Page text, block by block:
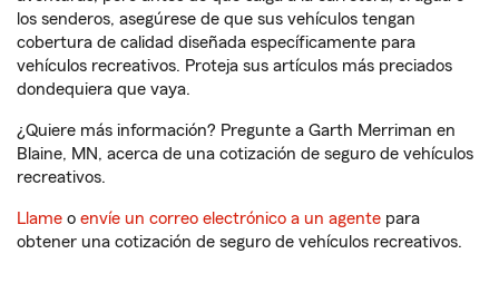
los senderos, asegúrese de que sus vehículos tengan
cobertura de calidad diseñada específicamente para
vehículos recreativos. Proteja sus artículos más preciados
dondequiera que vaya.
¿Quiere más información? Pregunte a Garth Merriman en
Blaine, MN, acerca de una cotización de seguro de vehículos
recreativos.
Llame o envíe un correo electrónico a un agente para
obtener una cotización de seguro de vehículos recreativos.